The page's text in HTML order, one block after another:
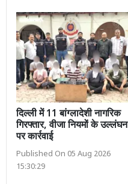
दिल्ली में 11 बांग्लादेशी नागरिक
गिरफ्तार, वीजा नियमों के उल्लंघन
पर कार्रवाई
Published On 05 Aug 2026
15:30:29